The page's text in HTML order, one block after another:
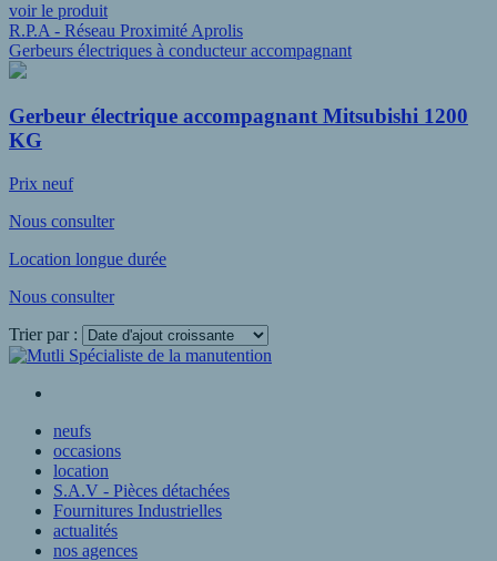
voir le produit
R.P.A - Réseau Proximité Aprolis
Gerbeurs électriques à conducteur accompagnant
Gerbeur électrique accompagnant Mitsubishi 1200
KG
Prix neuf
Nous consulter
Location longue durée
Nous consulter
Trier par :
neufs
occasions
location
S.A.V - Pièces détachées
Fournitures Industrielles
actualités
nos agences